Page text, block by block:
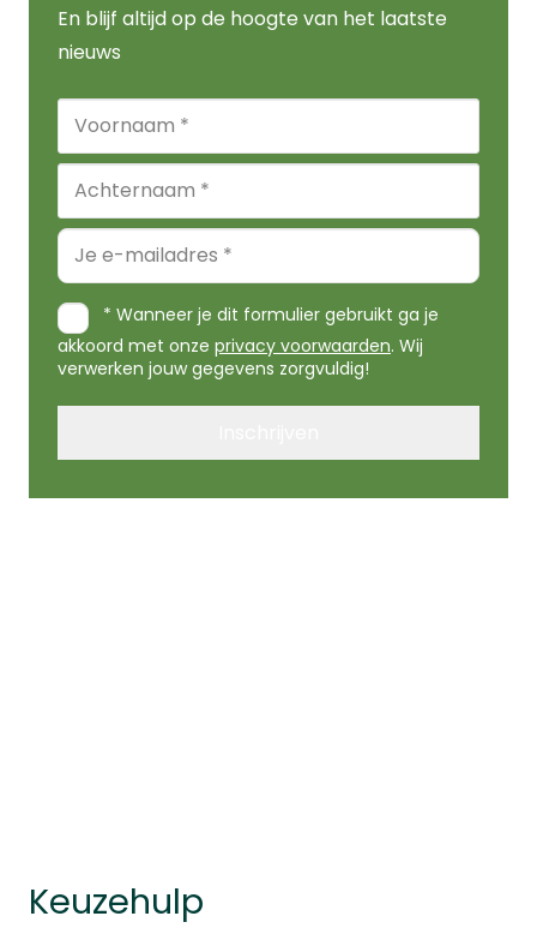
En blijf altijd op de hoogte van het laatste
nieuws
Naam
Achternaam
E-
mailadres
Privacy
voorwaarden
* Wanneer je dit formulier gebruikt ga je
akkoord met onze privacy voorwaarden. Wij
verwerken jouw gegevens zorgvuldig!
Keuzehulp